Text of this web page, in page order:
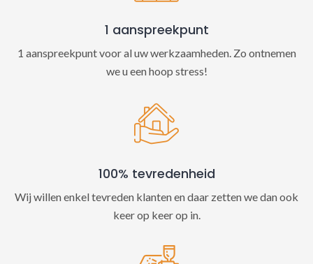
1 aanspreekpunt
1 aanspreekpunt voor al uw werkzaamheden. Zo ontnemen
we u een hoop stress!
100% tevredenheid
Wij willen enkel tevreden klanten en daar zetten we dan ook
keer op keer op in.